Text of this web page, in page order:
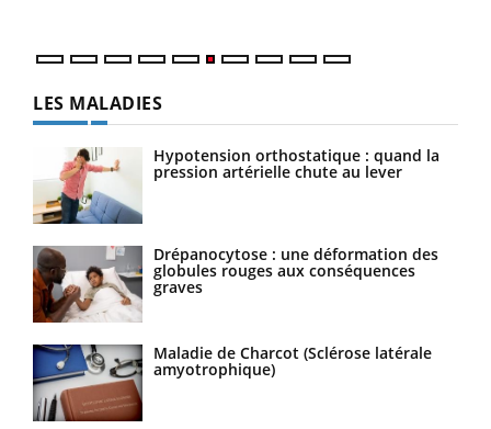
LES MALADIES
Hypotension orthostatique : quand la
pression artérielle chute au lever
Drépanocytose : une déformation des
globules rouges aux conséquences
graves
Maladie de Charcot (Sclérose latérale
amyotrophique)